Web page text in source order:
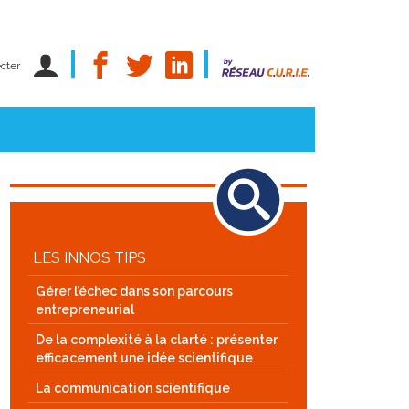
LES INNOS TIPS
Gérer l’échec dans son parcours
entrepreneurial
De la complexité à la clarté : présenter
efficacement une idée scientifique
La communication scientifique